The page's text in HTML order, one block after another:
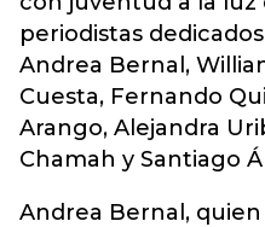
periodistas
Andrea Bernal,
Cuesta, Fernando
Arango, Alejandra
Chamah y Santiago
Andrea Bernal,